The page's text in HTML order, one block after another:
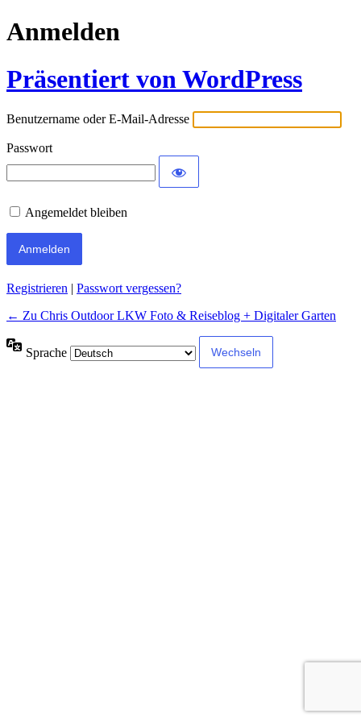
Anmelden
Präsentiert von WordPress
Benutzername oder E-Mail-Adresse
Passwort
Angemeldet bleiben
Alternative:
Registrieren | Passwort vergessen?
← Zu Chris Outdoor LKW Foto & Reiseblog + Digitaler Garten
Sprache